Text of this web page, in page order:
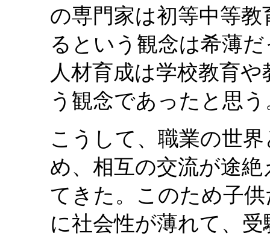
の専門家は初等中等
るという観念は希薄
人材育成は学校教育
う観念であったと思う
こうして、職業の世
め、相互の交流が途
てきた。このため子
に社会性が薄れて、